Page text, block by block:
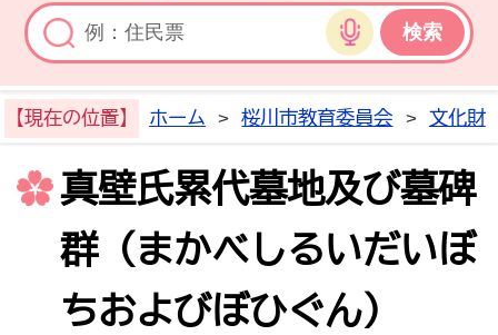
音声検索
【現在の位置】 ホーム > 桜川市教育委員会 > 文化財
真壁氏累代墓地及び墓碑
群（まかべしるいだいぼ
ちおよびぼひぐん）